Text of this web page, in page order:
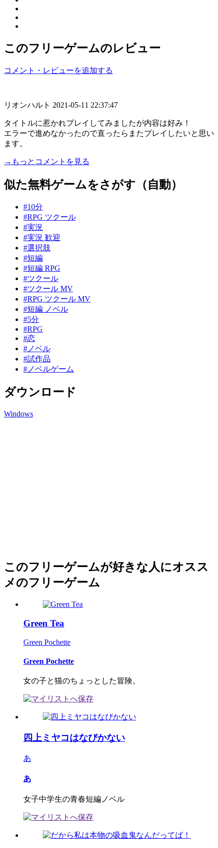
このフリーゲームのレビュー
コメント・レビューを追加する
リオンハルト 2021-05-11 22:37:47
タイトルに惹かれプレイしてみましたが内容は好み！
エラーで進めなかったので直ったらまたプレイしたいと思い
ます。
→もっとコメントを見る
似た無料ゲームをさがす（自動）
#10分
#RPG ツクール
#実況
#実況 歓迎
#選択肢
#短編
#短編 RPG
#ツクール
#ツクール MV
#RPG ツクール MV
#短編 ノベル
#5分
#RPG
#恋
#ノベル
#試作品
#ノベルゲーム
ダウンロード
Windows
このフリーゲームが好きな人にオスス
メのフリーゲーム
Green Tea
Green Pochette
Green Pochette
女の子と猫のちょっとした冒険。
四上ミヤコはなびかない
あ
あ
女子中学生の青春短編ノベル